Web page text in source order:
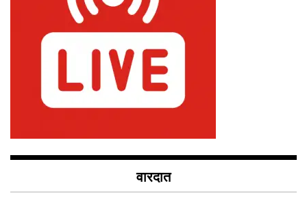
वारदात